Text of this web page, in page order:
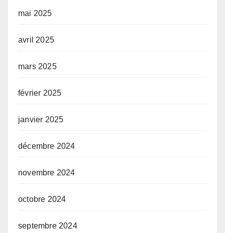
mai 2025
avril 2025
mars 2025
février 2025
janvier 2025
décembre 2024
novembre 2024
octobre 2024
septembre 2024